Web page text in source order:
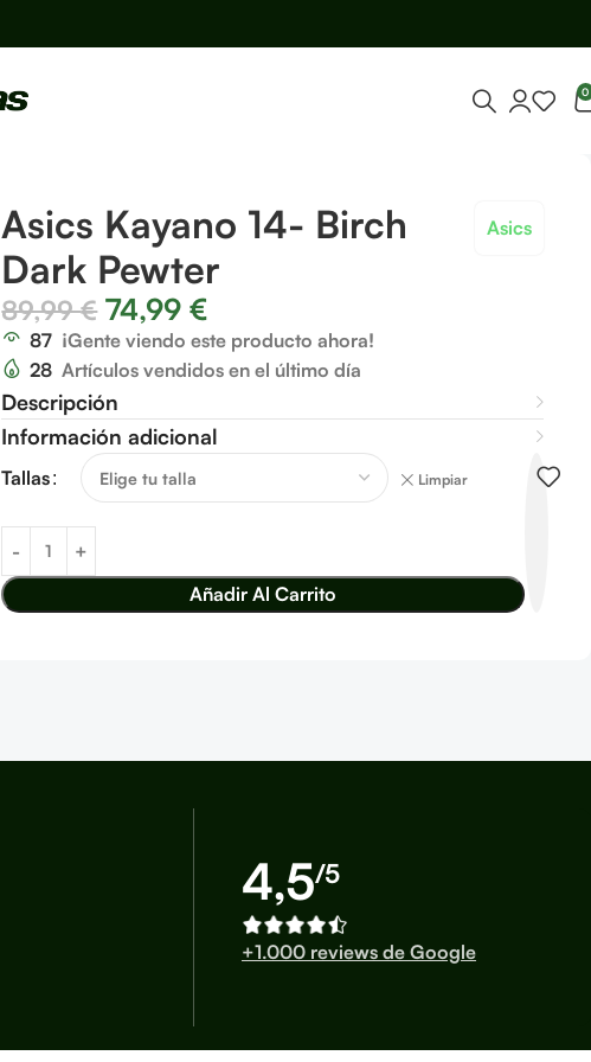
0
Asics Kayano 14- Birch
Dark Pewter
Asics
89,99€ 74,99€
87 ¡Gente viendo este producto ahora!
28 Artículos vendidos en el último día
Descripción
Información adicional
Tallas Limpiar
Añadir Al Carrito
4,5/5
+1.000 reviews de Google